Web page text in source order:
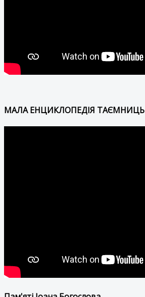
МАЛА ЕНЦИКЛОПЕДІЯ ТАЄМНИЦЬ